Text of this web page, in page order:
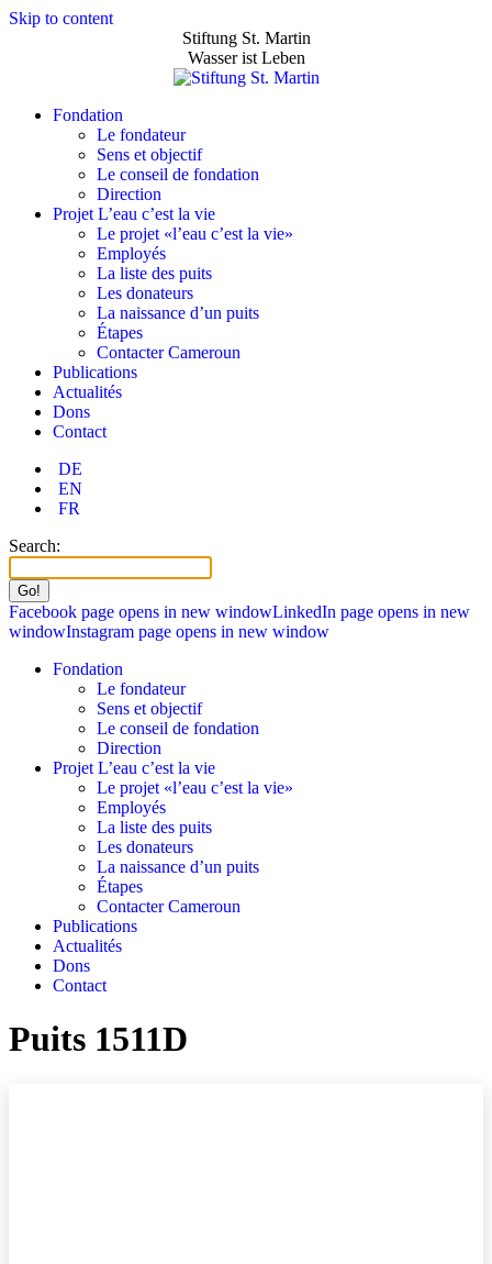
Skip to content
Stiftung St. Martin
Wasser ist Leben
Fondation
Le fondateur
Sens et objectif
Le conseil de fondation
Direction
Projet L’eau c’est la vie
Le projet «l’eau c’est la vie»
Employés
La liste des puits
Les donateurs
La naissance d’un puits
Étapes
Contacter Cameroun
Publications
Actualités
Dons
Contact
DE
EN
FR
Search:
Facebook page opens in new windowLinkedIn page opens in new
windowInstagram page opens in new window
Fondation
Le fondateur
Sens et objectif
Le conseil de fondation
Direction
Projet L’eau c’est la vie
Le projet «l’eau c’est la vie»
Employés
La liste des puits
Les donateurs
La naissance d’un puits
Étapes
Contacter Cameroun
Publications
Actualités
Dons
Contact
Puits 1511D